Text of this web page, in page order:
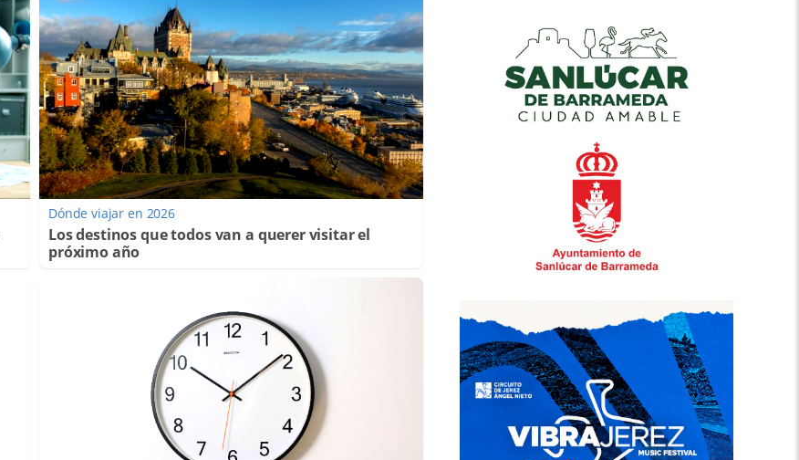
Dónde viajar en 2026
Los destinos que todos van a querer visitar el
próximo año